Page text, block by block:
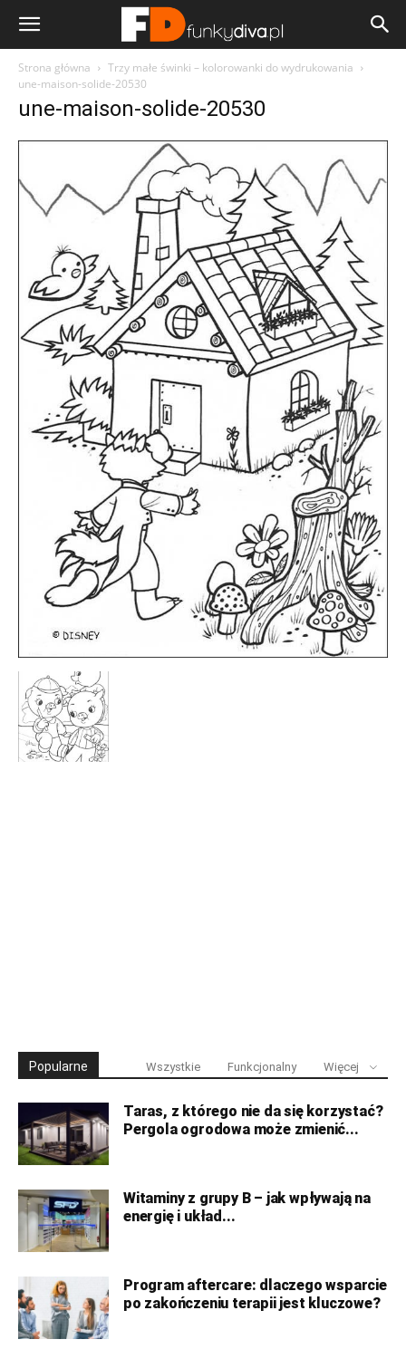
Strona główna
Trzy małe świnki – kolorowanki do wydrukowania
une-maison-solide-20530
une-maison-solide-20530
Popularne Wszystkie Funkcjonalny Więcej
Taras, z którego nie da się korzystać?
Pergola ogrodowa może zmienić...
Witaminy z grupy B – jak wpływają na
energię i układ...
Program aftercare: dlaczego wsparcie
po zakończeniu terapii jest kluczowe?